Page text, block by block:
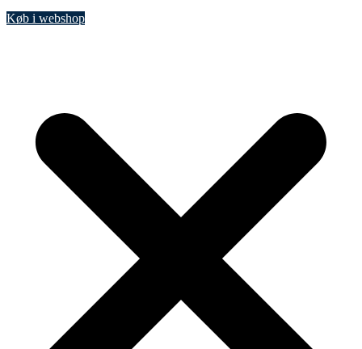
Køb i webshop